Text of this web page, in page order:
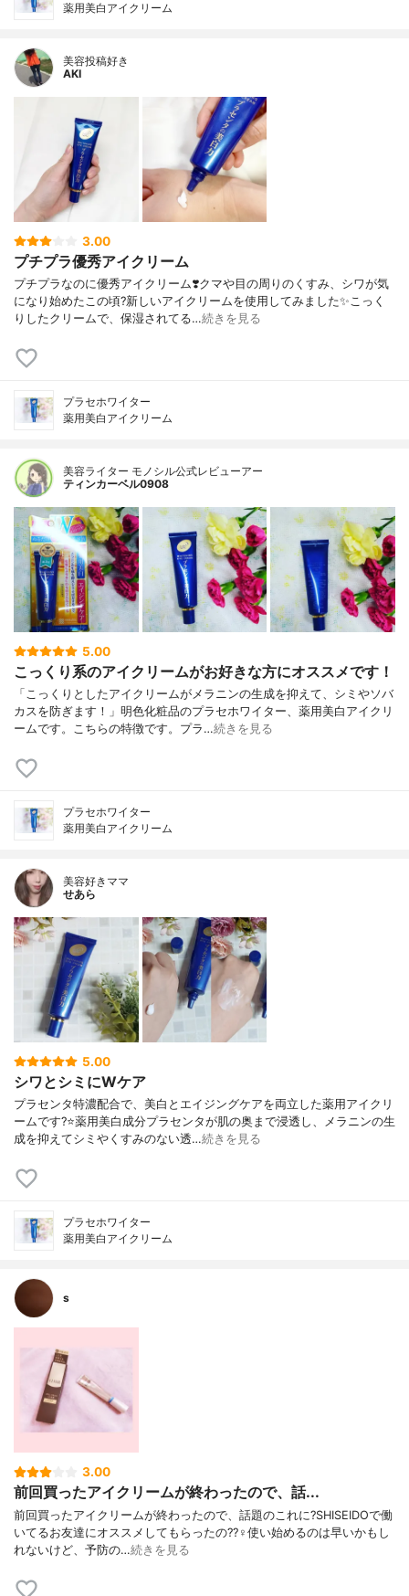
薬用美白アイクリーム
美容投稿好き
AKI
3.00
プチプラ優秀アイクリーム
プチプラなのに優秀アイクリーム❣️クマや目の周りのくすみ、シワが気
になり始めたこの頃?新しいアイクリームを使用してみました✨こっく
りしたクリームで、保湿されてる…続きを見る
プラセホワイター
薬用美白アイクリーム
美容ライター モノシル公式レビューアー
ティンカーベル0908
5.00
こっくり系のアイクリームがお好きな方にオススメです！
「こっくりとしたアイクリームがメラニンの生成を抑えて、シミやソバ
カスを防ぎます！」明色化粧品のプラセホワイター、薬用美白アイクリ
ームです。こちらの特徴です。プラ…続きを見る
プラセホワイター
薬用美白アイクリーム
美容好きママ
せあら
5.00
シワとシミにWケア
プラセンタ特濃配合で、美白とエイジングケアを両立した薬用アイクリ
ームです?⭐薬用美白成分プラセンタが肌の奥まで浸透し、メラニンの生
成を抑えてシミやくすみのない透…続きを見る
プラセホワイター
薬用美白アイクリーム
s
3.00
前回買ったアイクリームが終わったので、話...
前回買ったアイクリームが終わったので、話題のこれに?SHISEIDOで働
いてるお友達にオススメしてもらったの??‍♀️使い始めるのは早いかもし
れないけど、予防の…続きを見る